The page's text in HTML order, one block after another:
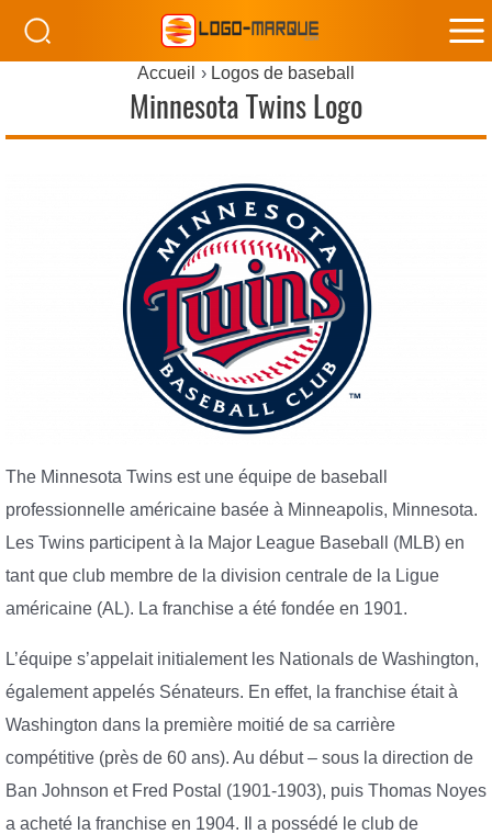
Accueil Logos de baseball
Minnesota Twins Logo
The Minnesota Twins est une équipe de baseball
professionnelle américaine basée à Minneapolis, Minnesota.
Les Twins participent à la Major League Baseball (MLB) en
tant que club membre de la division centrale de la Ligue
américaine (AL). La franchise a été fondée en 1901.
L’équipe s’appelait initialement les Nationals de Washington,
également appelés Sénateurs. En effet, la franchise était à
Washington dans la première moitié de sa carrière
compétitive (près de 60 ans). Au début – sous la direction de
Ban Johnson et Fred Postal (1901-1903), puis Thomas Noyes
a acheté la franchise en 1904. Il a possédé le club de